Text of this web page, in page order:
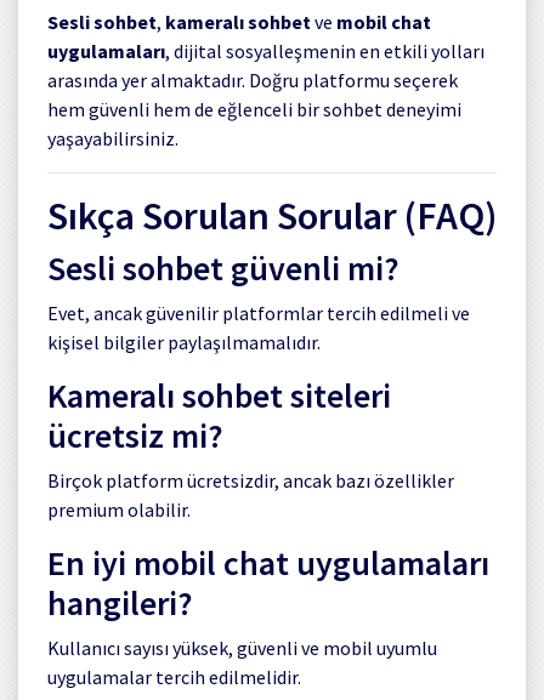
Sesli sohbet, kameralı sohbetve mobil chat
uygulamaları, dijital sosyalleşmenin en etkili yolları
arasında yer almaktadır. Doğru platformu seçerek
hem güvenli hem de eğlenceli bir sohbet deneyimi
yaşayabilirsiniz.
Sıkça Sorulan Sorular (FAQ)
Sesli sohbet güvenli mi?
Evet, ancak güvenilir platformlar tercih edilmeli ve
kişisel bilgiler paylaşılmamalıdır.
Kameralı sohbet siteleri
ücretsiz mi?
Birçok platform ücretsizdir, ancak bazı özellikler
premium olabilir.
En iyi mobil chat uygulamaları
hangileri?
Kullanıcı sayısı yüksek, güvenli ve mobil uyumlu
uygulamalar tercih edilmelidir.